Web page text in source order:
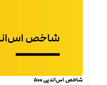
شاخص اس‌اندپی ۵۰۰